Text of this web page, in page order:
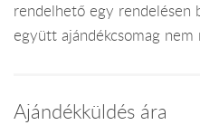
rendelhető egy rendelésen
együtt ajándékcsomag nem
Ajándékküldés ára